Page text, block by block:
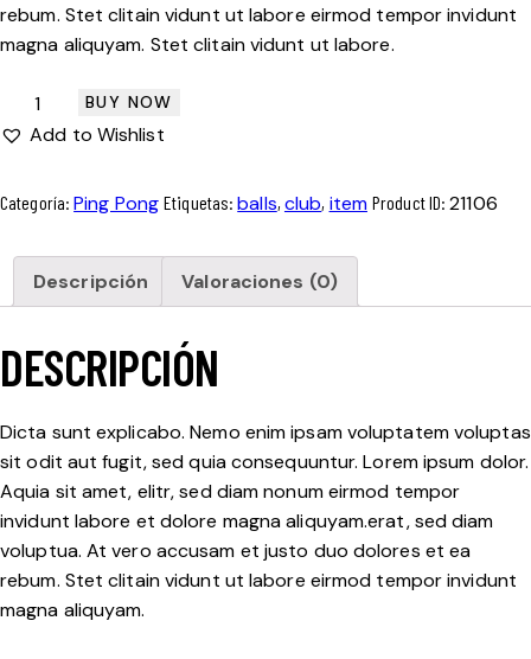
rebum. Stet clitain vidunt ut labore eirmod tempor invidunt
magna aliquyam. Stet clitain vidunt ut labore.
BUY NOW
Add to Wishlist
Categoría:Ping Pong Etiquetas:balls, club, item Product ID:21106
Descripción Valoraciones (0)
DESCRIPCIÓN
Dicta sunt explicabo. Nemo enim ipsam voluptatem voluptas
sit odit aut fugit, sed quia consequuntur. Lorem ipsum dolor.
Aquia sit amet, elitr, sed diam nonum eirmod tempor
invidunt labore et dolore magna aliquyam.erat, sed diam
voluptua. At vero accusam et justo duo dolores et ea
rebum. Stet clitain vidunt ut labore eirmod tempor invidunt
magna aliquyam.